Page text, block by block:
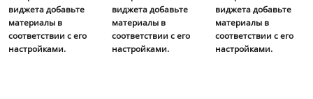
виджета добавьте
материалы в
соответствии с его
настройками.
виджета добавьте
материалы в
соответствии с его
настройками.
виджета добавьте
материалы в
соответствии с его
настройками.